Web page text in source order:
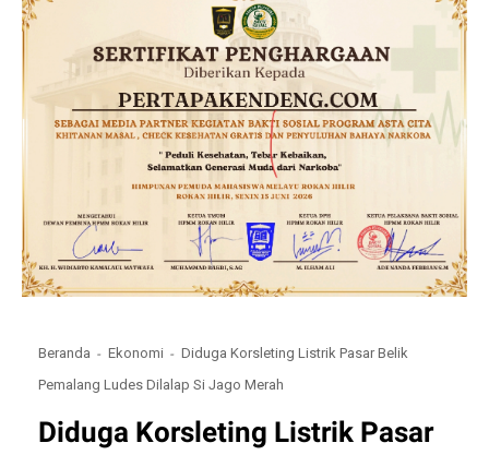
Beranda Ekonomi
Diduga Korsleting Listrik Pasar Belik
Pemalang Ludes Dilalap Si Jago Merah
Diduga Korsleting Listrik Pasar